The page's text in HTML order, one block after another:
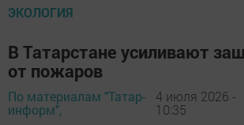
ЭКОЛОГИЯ
В Татарстане усиливают
от пожаров
По материалам "Татар-
информ",
4 июля 2026 -
10:35